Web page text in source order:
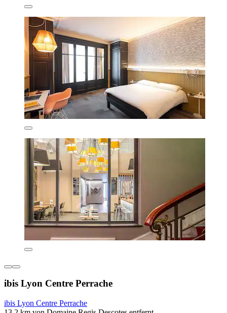
ibis Lyon Centre Perrache
ibis Lyon Centre Perrache